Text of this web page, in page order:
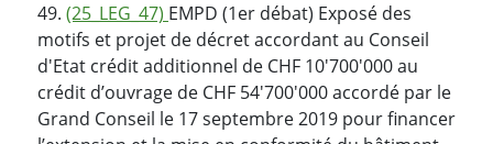
49. (25_LEG_47) EMPD (1er débat) Exposé des
motifs et projet de décret accordant au Conseil
d'Etat crédit additionnel de CHF 10'700'000 au
crédit d’ouvrage de CHF 54'700'000 accordé par le
Grand Conseil le 17 septembre 2019 pour financer